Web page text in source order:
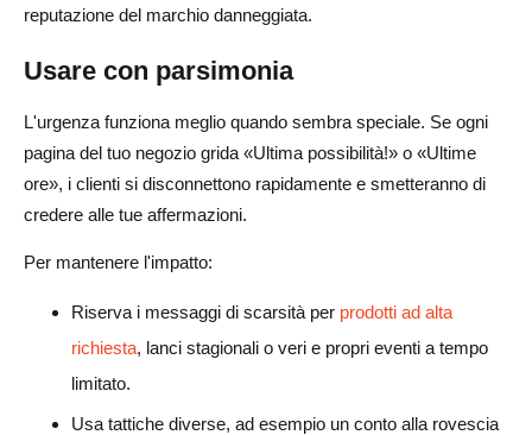
reputazione del marchio danneggiata.
Usare con parsimonia
L'urgenza funziona meglio quando sembra speciale. Se ogni
pagina del tuo negozio grida «Ultima possibilità!» o «Ultime
ore», i clienti si disconnettono rapidamente e smetteranno di
credere alle tue affermazioni.
Per mantenere l'impatto:
Riserva i messaggi di scarsità per prodotti ad alta
richiesta, lanci stagionali o veri e propri eventi a tempo
limitato.
Usa tattiche diverse, ad esempio un conto alla rovescia